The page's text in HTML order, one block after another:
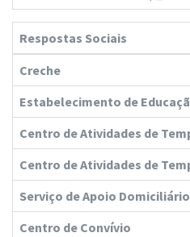
Respostas Sociais
Creche
Estabelecimento de
Centro de Atividades de
Centro de Atividades de
Serviço de Apoio
Centro de Convívio